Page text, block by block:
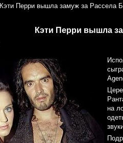
Кэти Перри вышла замуж за Рассела
Кэти Перри вышла
на